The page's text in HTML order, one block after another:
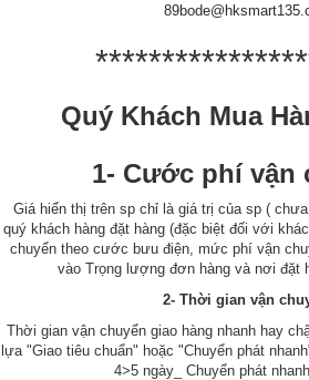
Quý Khách Mua
1- Cước phí vận
Giá hiển thị trên sp chỉ là giá trị của sp ( chưa
quý khách hàng đặt hàng (đặc biệt đối với
chuyển theo cước bưu điện, mức phí vận
vào Trọng lượng đơn hàng và nơi đặt
2- Thời gian vận
Thời gian vận chuyển giao hàng nhanh hay
lựa "Giao tiêu chuẩn" hoặc "Chuyển phát
4>5 ngày_ Chuyển phát